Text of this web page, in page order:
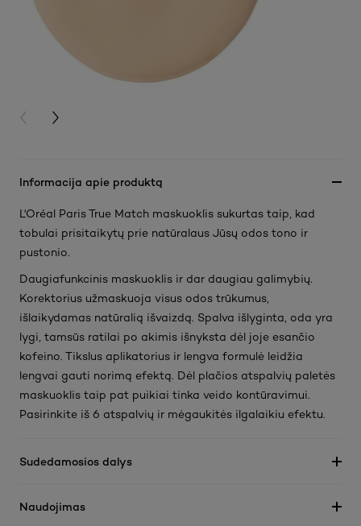
PREVIOUS CARD
NEXT CARD
Informacija apie produktą
L'Oréal Paris True Match maskuoklis sukurtas taip, kad
tobulai prisitaikytų prie natūralaus Jūsų odos tono ir
pustonio.
Daugiafunkcinis maskuoklis ir dar daugiau galimybių.
Korektorius užmaskuoja visus odos trūkumus,
išlaikydamas natūralią išvaizdą. Spalva išlyginta, oda yra
lygi, tamsūs ratilai po akimis išnyksta dėl joje esančio
kofeino. Tikslus aplikatorius ir lengva formulė leidžia
lengvai gauti norimą efektą. Dėl plačios atspalvių paletės
maskuoklis taip pat puikiai tinka veido kontūravimui.
Pasirinkite iš 6 atspalvių ir mėgaukitės ilgalaikiu efektu.
Sudedamosios dalys
Naudojimas